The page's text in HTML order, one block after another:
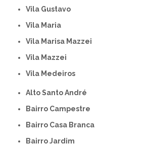
Vila Gustavo
Vila Maria
Vila Marisa Mazzei
Vila Mazzei
Vila Medeiros
Alto Santo André
Bairro Campestre
Bairro Casa Branca
Bairro Jardim